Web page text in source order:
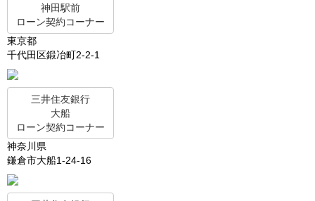
神田駅前
ローン契約コーナー
東京都
千代田区鍛冶町2-2-1
三井住友銀行
大船
ローン契約コーナー
神奈川県
鎌倉市大船1-24-16